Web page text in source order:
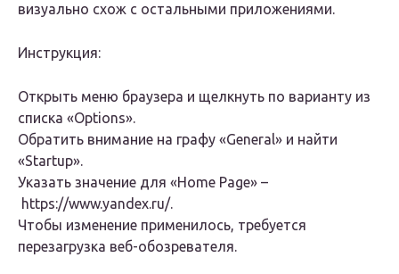
визуально схож с остальными приложениями.
Инструкция:
Открыть меню браузера и щелкнуть по варианту из
списка «Options».
Обратить внимание на графу «General» и найти
«Startup».
Указать значение для «Home Page» –
https://www.yandex.ru/.
Чтобы изменение применилось, требуется
перезагрузка веб-обозревателя.